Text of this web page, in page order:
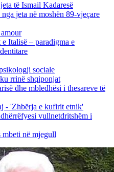
të Ismail Kadaresë
jeta në moshën 89-vjeçare
Italisë – paradigma e
sociale
rrinë shqiponjat
dhe mbledhësi i thesareve të
- 'Zhbërja e kufirit etnik'
vullnetdritshëm i
në mjegull